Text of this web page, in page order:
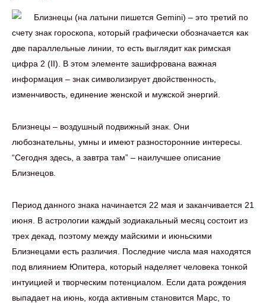
Близнецы (на латыни пишется Gemini) – это третий по
счету знак гороскопа, который графически обозначается как
две параллельные линии, то есть выглядит как римская
цифра 2 (II). В этом элементе зашифрована важная
информация – знак символизирует двойственность,
изменчивость, единение женской и мужской энергий.
Близнецы – воздушный подвижный знак. Они
любознательны, умны и имеют разносторонние интересы.
“Сегодня здесь, а завтра там” – наилучшее описание
Близнецов.
Период данного знака начинается 22 мая и заканчивается 21
июня. В астрологии каждый зодиакальный месяц состоит из
трех декад, поэтому между майскими и июньскими
Близнецами есть различия. Последние числа мая находятся
под влиянием Юпитера, который наделяет человека тонкой
интуицией и творческим потенциалом. Если дата рождения
выпадает на июнь, когда активным становится Марс, то